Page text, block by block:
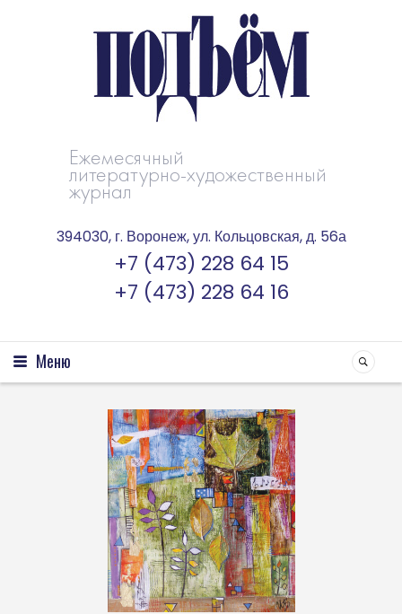
Ежемесячный
литературно-художественный
журнал
394030, г. Воронеж, ул. Кольцовская, д. 56а
+7 (473) 228 64 15
+7 (473) 228 64 16
Меню